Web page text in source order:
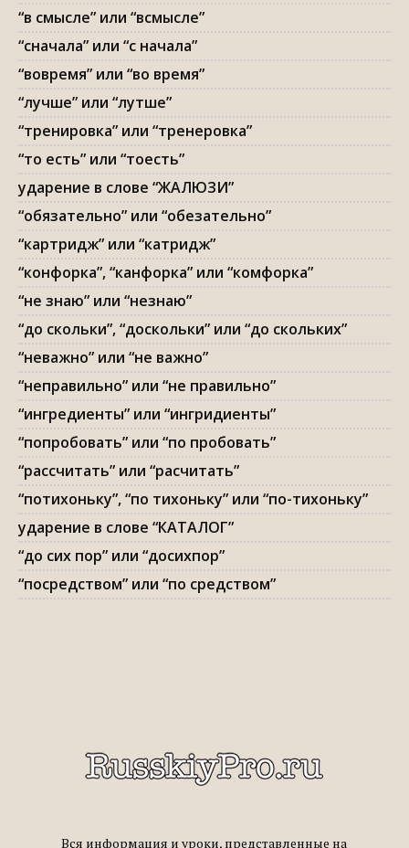
“в смысле” или “всмысле”
“сначала” или “с начала”
“вовремя” или “во время”
“лучше” или “лутше”
“тренировка” или “тренеровка”
“то есть” или “тоесть”
ударение в слове “ЖАЛЮЗИ”
“обязательно” или “обезательно”
“картридж” или “катридж”
“конфорка”, “канфорка” или “комфорка”
“не знаю” или “незнаю”
“до скольки”, “доскольки” или “до скольких”
“неважно” или “не важно”
“неправильно” или “не правильно”
“ингредиенты” или “ингридиенты”
“попробовать” или “по пробовать”
“рассчитать” или “расчитать”
“потихоньку”, “по тихоньку” или “по-тихоньку”
ударение в слове “КАТАЛОГ”
“до сих пор” или “досихпор”
“посредством” или “по средством”
Вся информация и уроки, представленные на